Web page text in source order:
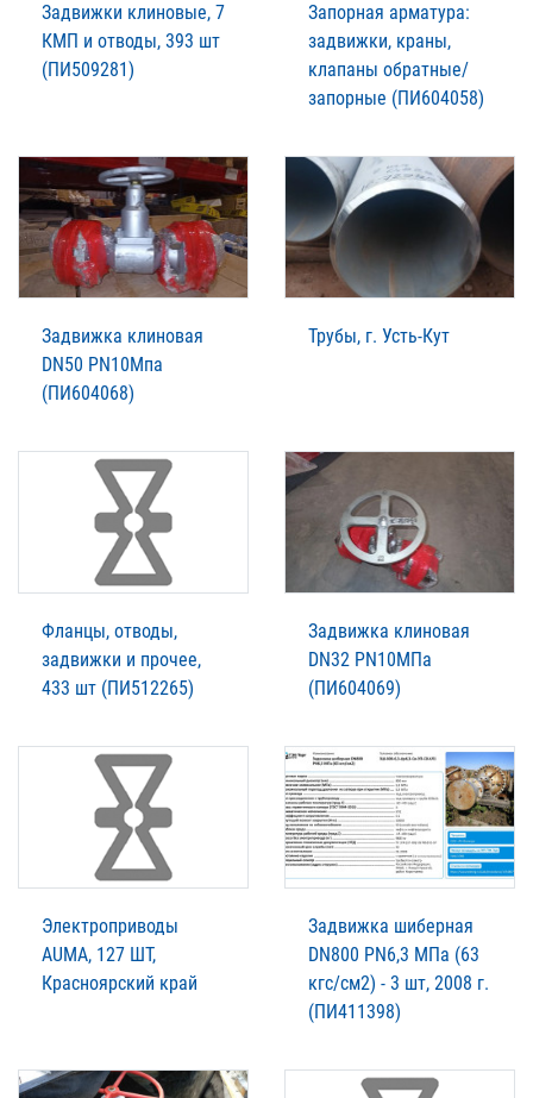
Задвижки клиновые, 7
КМП и отводы, 393 шт
(ПИ509281)
Запорная арматура:
задвижки, краны,
клапаны обратные/
запорные (ПИ604058)
Задвижка клиновая
DN50 PN10Мпа
(ПИ604068)
Трубы, г. Усть-Кут
Фланцы, отводы,
задвижки и прочее,
433 шт (ПИ512265)
Задвижка клиновая
DN32 PN10МПа
(ПИ604069)
Электроприводы
AUMA, 127 ШТ,
Красноярский край
Задвижка шиберная
DN800 PN6,3 МПа (63
кгс/см2) - 3 шт, 2008 г.
(ПИ411398)